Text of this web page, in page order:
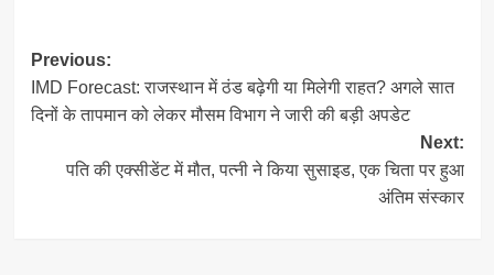
Post
navigation
Previous:
IMD Forecast: राजस्थान में ठंड बढ़ेगी या मिलेगी राहत? अगले सात
दिनों के तापमान को लेकर मौसम विभाग ने जारी की बड़ी अपडेट
Next:
पति की एक्सीडेंट में मौत, पत्नी ने किया सुसाइड, एक चिता पर हुआ
अंतिम संस्कार